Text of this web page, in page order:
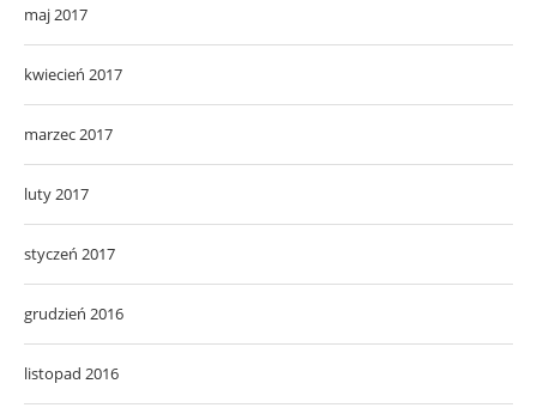
maj 2017
kwiecień 2017
marzec 2017
luty 2017
styczeń 2017
grudzień 2016
listopad 2016